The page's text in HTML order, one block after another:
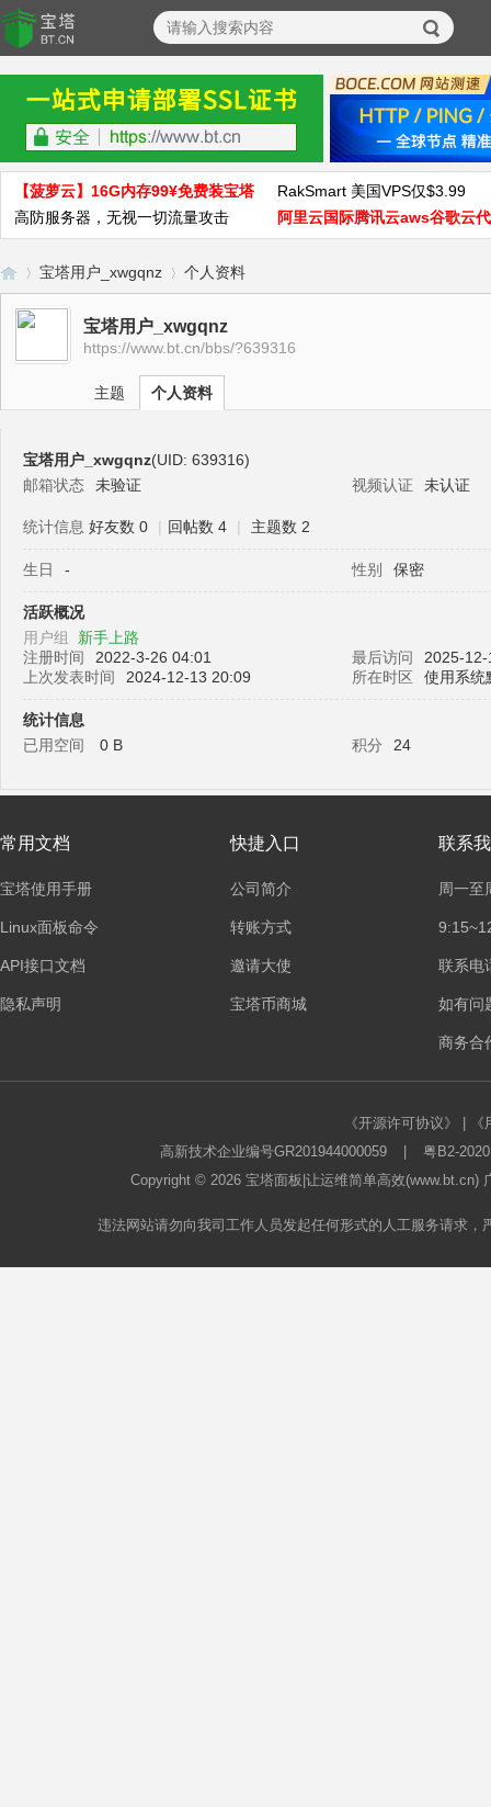
【菠萝云】16G内存99¥免费装宝塔
RakSmart 美国VPS仅$3.99
高防服务器，无视一切流量攻击
阿里云国际腾讯云aws谷歌云
宝›
宝塔用户_xwgqnz 个人资料
宝塔用户_xwgqnz
https://www.bt.cn/bbs/?639316
主题 个人资料
宝塔用户_xwgqnz(UID: 639316)
邮箱状态
未验证 视频认证 未认证
统计信息 好友数 0 | 回帖数 4 | 主题数 2
生日 - 性别 保密
活跃概况
用户组 新手上路
注册时间
2022-3-26 04:01 最后访问
2025-
上次发表时间
2024-12-13 20:09 所在时区 使用系统
统计信息
已用空间
0 B 积分 24
常用文档
宝塔使用手册
Linux面板命令
API接口文档
隐私声明
快捷入口
公司简介
转账方式
邀请大使
宝塔币商城
联系
周一至
联系电
如有问
商务合
《开源许可协议》
高新技术企业编号GR201944000059
粤B2-
Copyright © 2026 宝塔面板 |让运维简单高效
违法网站请勿向我司工作人员发起任何形式的人工服务请求，